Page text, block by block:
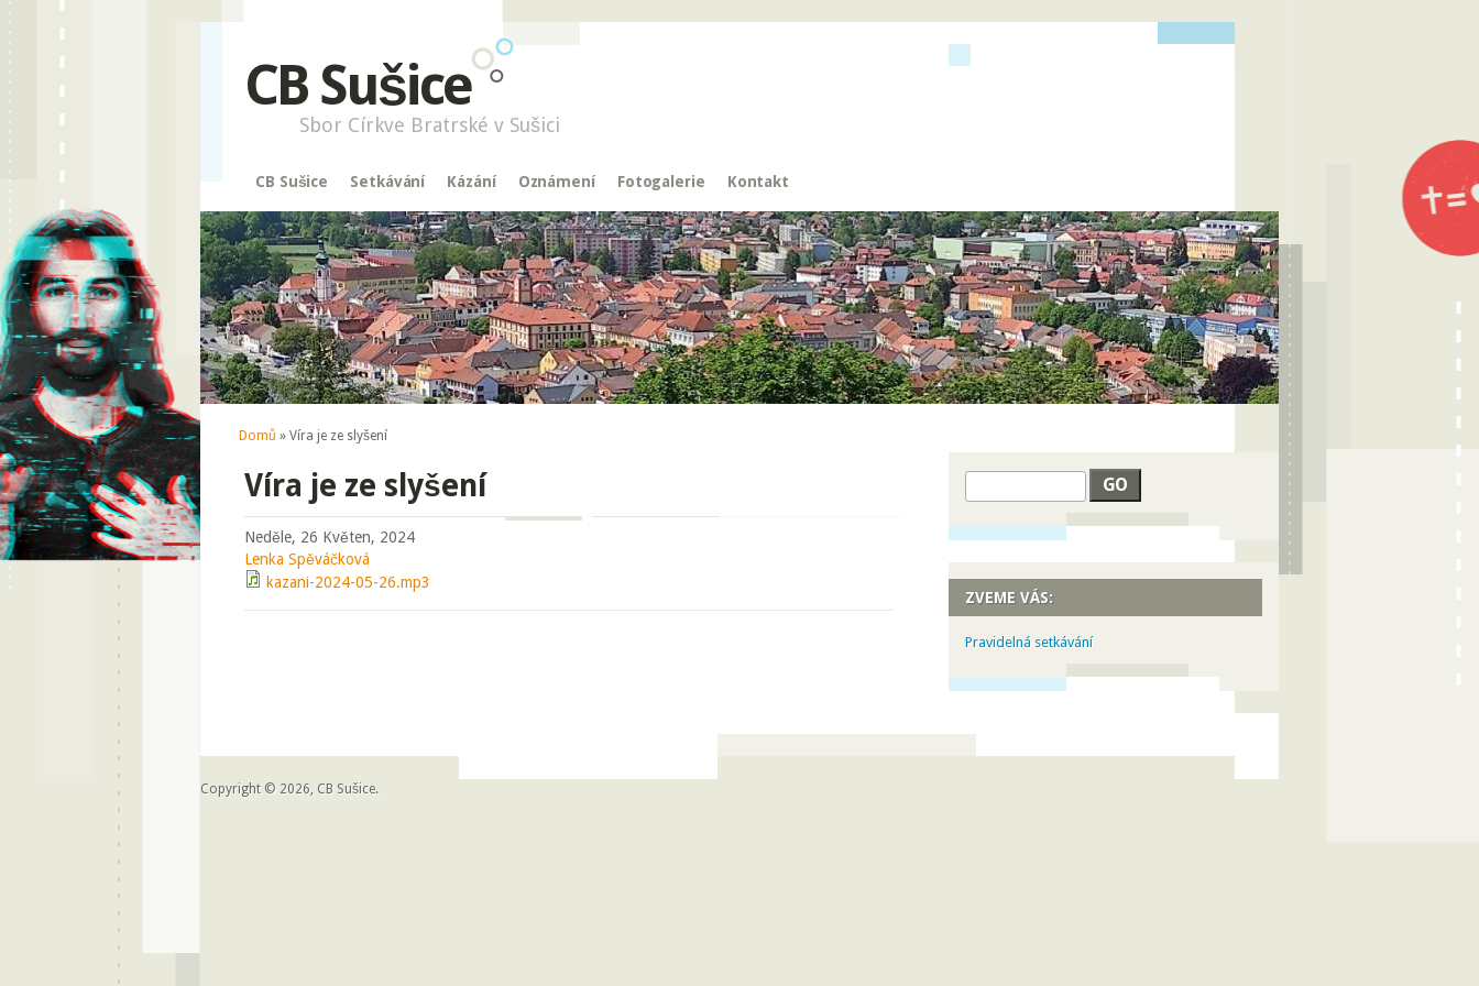
CB Sušice
Sbor Církve Bratrské v Sušici
CB Sušice Setkávání Kázání Oznámení Fotogalerie Kontakt
Jste zde
Domů » Víra je ze slyšení
Víra je ze slyšení
Neděle, 26 Květen, 2024
Lenka Spěváčková
kazani-2024-05-26.mp3
Hledat
ZVEME VÁS:
Pravidelná setkávání
Copyright © 2026, CB Sušice.